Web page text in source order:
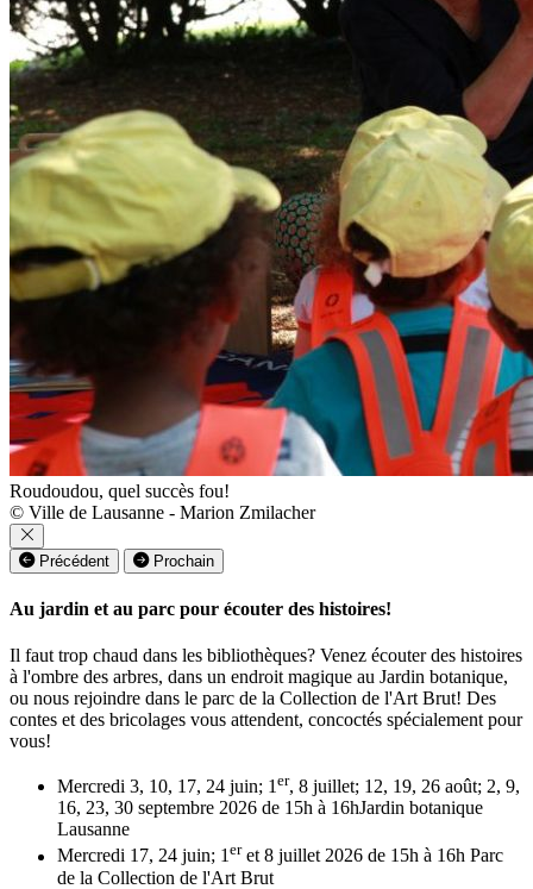
Roudoudou, quel succès fou!
© Ville de Lausanne - Marion Zmilacher
Précédent Prochain
Au jardin et au parc pour écouter des histoires!
Il faut trop chaud dans les bibliothèques? Venez écouter des histoires
à l'ombre des arbres, dans un endroit magique au Jardin botanique,
ou nous rejoindre dans le parc de la Collection de l'Art Brut! Des
contes et des bricolages vous attendent, concoctés spécialement pour
vous!
Mercredi 3, 10, 17, 24 juin; 1 er, 8 juillet; 12, 19, 26 août; 2, 9,
16, 23, 30 septembre 2026 de 15h à 16hJardin botanique
Lausanne
Mercredi 17, 24 juin; 1eret 8 juillet 2026 de 15h à 16h Parc
de la Collection de l'Art Brut